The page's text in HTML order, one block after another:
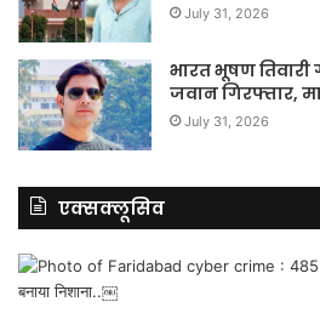
July 31, 2026
भारत भूषण तिवारी
जवान गिरफ्तार,
July 31, 2026
एक्सक्लूसिव